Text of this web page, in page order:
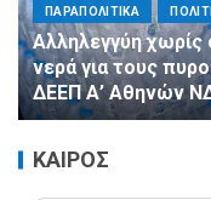
ΠΑΡΑΠΟΛΙΤΙΚΑ
Αλληλεγγύη
νερά για τους
ΔΕΕΠ Α’ Αθηνών
ΚΑΙΡΟΣ